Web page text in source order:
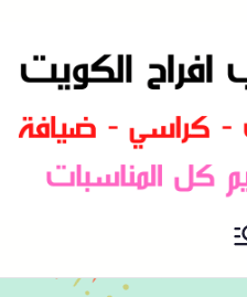
مكتب افراح و مناسبات و زواج و